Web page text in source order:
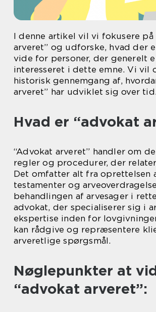
I denne artikel vil vi fokusere på
arveret” og udforske, hvad der
vide for personer, der generelt
interesseret i dette emne. Vi vil
historisk gennemgang af,
arveret” har udviklet sig over tid.
Hvad er “advokat
“Advokat arveret” handler om
regler og procedurer, der
Det omfatter alt fra oprettelsen
testamenter og
behandlingen af arvesager i
advokat, der specialiserer sig i
ekspertise inden for
kan rådgive og repræsentere
arveretlige spørgsmål.
Nøglepunkter at
“advokat arveret”: